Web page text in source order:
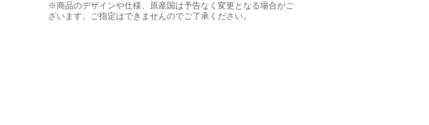
※商品のデザインや仕様、原産国は予告なく変更となる場合がご
ざいます。ご指定はできませんのでご了承ください。